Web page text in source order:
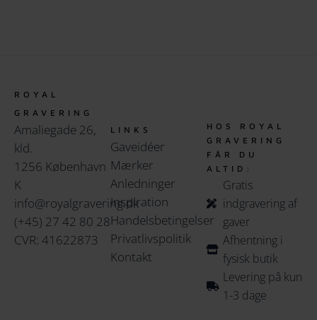
ROYAL
GRAVERING
Amaliegade 26,
kld.
1256 København
K
info@royalgravering.dk
(+45) 27 42 80 28
CVR: 41622873
LINKS
Gaveidéer
Mærker
Anledninger
Inspiration
Handelsbetingelser
Privatlivspolitik
Kontakt
HOS ROYAL
GRAVERING
FÅR DU
ALTID:
Gratis
indgravering af
gaver
Afhentning i
fysisk butik
Levering på kun
1-3 dage